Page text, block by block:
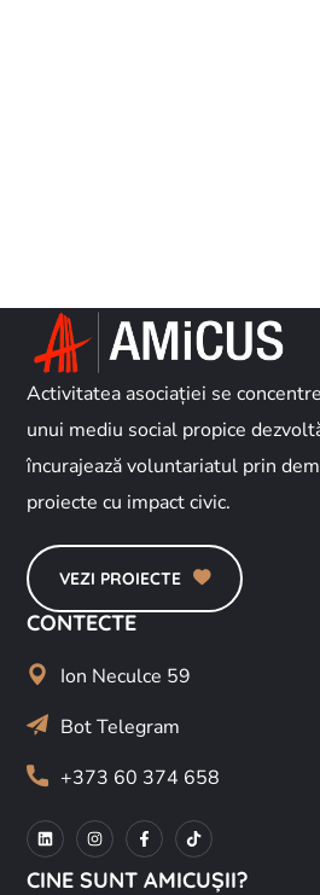
Activitatea asociației se
unui mediu social propice
încurajează voluntariatul prin
proiecte cu impact civic.
VEZI PROIECTE
CONTECTE
Ion Neculce 59
Bot Telegram
+373 60 374 658
CINE SUNT AMICUȘII?